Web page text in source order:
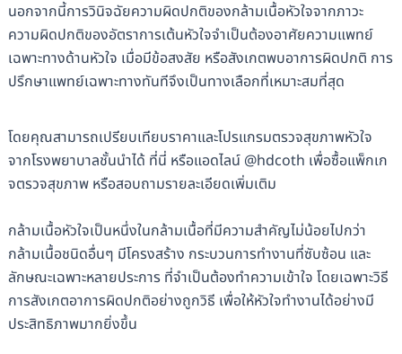
นอกจากนี้การวินิจฉัยความผิดปกติของกล้ามเนื้อหัวใจจากภาวะ
ความผิดปกติของอัตราการเต้นหัวใจจำเป็นต้องอาศัยความแพทย์
เฉพาะทางด้านหัวใจ เมื่อมีข้อสงสัย หรือสังเกตพบอาการผิดปกติ การ
ปรึกษาแพทย์เฉพาะทางทันทีจึงเป็นทางเลือกที่เหมาะสมที่สุด
โดยคุณสามารถเปรียบเทียบราคาและโปรแกรมตรวจสุขภาพหัวใจ
จากโรงพยาบาลชั้นนำได้ ที่นี่ หรือแอดไลน์ @hdcoth เพื่อซื้อแพ็กเก
จตรวจสุขภาพ หรือสอบถามรายละเอียดเพิ่มเติม
กล้ามเนื้อหัวใจเป็นหนึ่งในกล้ามเนื้อที่มีความสำคัญไม่น้อยไปกว่า
กล้ามเนื้อชนิดอื่นๆ มีโครงสร้าง กระบวนการทำงานที่ซับซ้อน และ
ลักษณะเฉพาะหลายประการ ที่จำเป็นต้องทำความเข้าใจ โดยเฉพาะวิธี
การสังเกตอาการผิดปกติอย่างถูกวิธี เพื่อให้หัวใจทำงานได้อย่างมี
ประสิทธิภาพมากยิ่งขึ้น